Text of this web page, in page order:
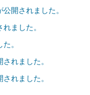
開されました。
ました。
。
れました。
れました。